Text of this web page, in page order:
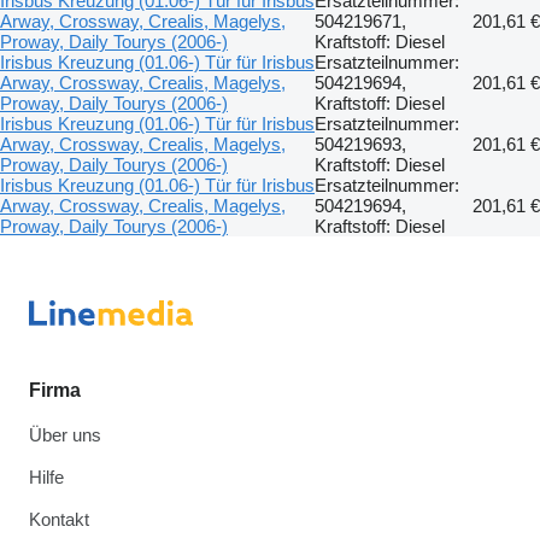
Arway, Crossway, Crealis, Magelys,
Proway, Daily Tourys (2006-)
504219671,
Kraftstoff: Diesel
201,61 €
Irisbus Kreuzung (01.06-) Tür für Irisbus
Arway, Crossway, Crealis, Magelys,
Proway, Daily Tourys (2006-)
Ersatzteilnummer:
504219694,
Kraftstoff: Diesel
201,61 €
Irisbus Kreuzung (01.06-) Tür für Irisbus
Arway, Crossway, Crealis, Magelys,
Proway, Daily Tourys (2006-)
Ersatzteilnummer:
504219693,
Kraftstoff: Diesel
201,61 €
Irisbus Kreuzung (01.06-) Tür für Irisbus
Arway, Crossway, Crealis, Magelys,
Proway, Daily Tourys (2006-)
Ersatzteilnummer:
504219694,
Kraftstoff: Diesel
201,61 €
Firma
Über uns
Hilfe
Kontakt